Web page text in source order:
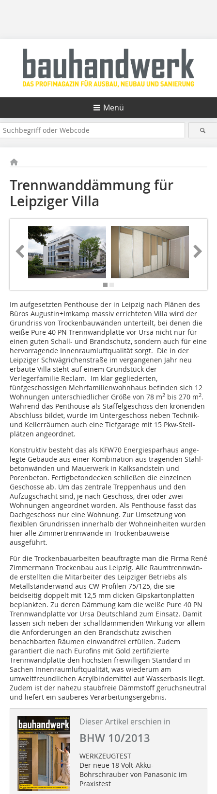
Menü
Trennwanddämmung für
Leipziger Villa
Im aufgesetzten Penthouse der in Leipzig nach Plänen des
Büros August­in+Im­kamp massiv errichteten Villa wird der
Grundriss von Trockenbauwänden unterteilt, bei denen die
weiße Pure 40 PN Trennwandplatte vor Ursa nicht nur für
einen guten Schall- und Brandschutz, sondern auch für eine
hervorragende Innenraumluftqualität sorgt. Die in der
Leipziger Schwägrichenstraße im vergangenen Jahr neu
erbaute Villa steht auf einem Grundstück der
Verlegerfamilie Reclam. Im klar gegliederten,
fünfgeschossigen Mehrfamilienwohnhaus befinden sich 12
Wohnungen unterschiedlicher Größe von 78 m2 bis 270 m2.
Während das Penthouse als Staffelgeschoss den krö­nen­den
Abschluss bildet, wurde im Untergeschoss neben Tech­nik-
und Kellerräumen auch eine Tiefgarage mit 15 Pkw-Stell­
plät­zen ange­ord­net.
Konstruktiv besteht das als KFW70 Energiesparhaus an­ge­
legte Gebäude aus einer Kombination aus tra­gen­den Stahl­
beton­wän­den und Mauerwerk in Kalk­sand­stein und
Porenbeton. Fertigbetondecken schließen die ein­zel­nen
Geschosse ab. Um das zentrale Treppenhaus und den
Aufzugschacht sind, je nach Geschoss, drei oder zwei
Wohnungen angeordnet worden. Als Penthouse fasst das
Dach­geschoss nur eine Woh­nung. Zur Um­setzung von
flexiblen Grund­ris­sen innerhalb der Wohn­ein­heiten wurden
hier alle Zim­mer­­trennwände in Trocken­bau­weise
ausgeführt.
Für die Trockenbauarbeiten beauftragte man die Firma René
Zimmermann Trockenbau aus Leipzig. Alle Raum­trenn­wän­
de erstellten die Mitarbeiter des Leipziger Betriebs als
Metallständerwand aus CW-Pro­fi­len 75/125, die sie
beidseitig dop­pelt mit 12,5 mm dicken Gipskartonplatten
beplankten. Zu deren Dämmung kam die weiße Pure 40 PN
Trennwandplatte vor Ursa Deutschland zum Einsatz. Damit
lassen sich neben der schalldämmenden Wirkung vor allem
die Anforderungen an den Brandschutz zwischen
benachbarten Räumen einwandfrei erfüllen. Zudem
garantiert die nach Eurofins mit Gold zertifizierte
Trennwandplatte den höchs­ten freiwilligen Standard in
Sachen Innen­raum­luftqualität, was wiederum am
umweltfreundlichen Acryl­bin­demittel auf Wasserbasis liegt.
Zudem ist der nahezu staub­­freie Dämmstoff geruchsneutral
und liefert ein sauberes Ver­ar­bei­tungs­er­gebnis.
Dieser Artikel erschien in
BHW 10/2013
WERKZEUGTEST
Der neue 18 Volt-Akku-
Bohrschrauber von Panasonic im
Praxistest